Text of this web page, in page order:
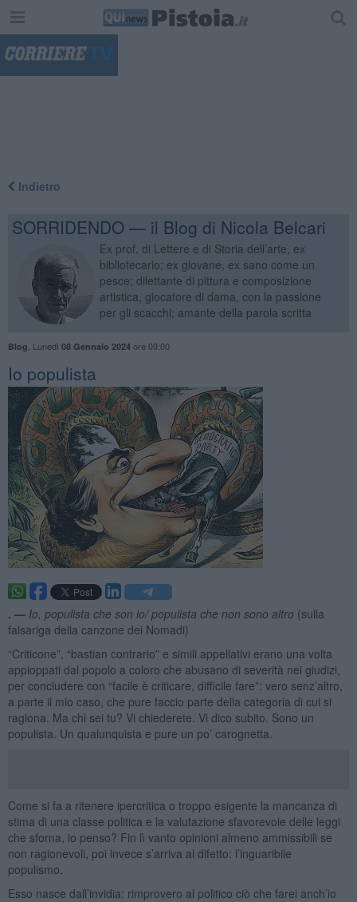
Indietro
SORRIDENDO — il Blog di Nicola Belcari
Ex prof. di Lettere e di Storia dell’arte, ex
bibliotecario; ex giovane, ex sano come un
pesce; dilettante di pittura e composizione
artistica, giocatore di dama, con la passione
per gli scacchi; amante della parola scritta
Blog Lunedì 08 Gennaio 2024ore 09:00
Io populista
. — Io, populista che son io/ populista che non sono altro (sulla
falsariga della canzone dei Nomadi)
“Criticone”, “bastian contrario” e simili appellativi erano una volta
appioppati dal popolo a coloro che abusano di severità nei giudizi,
per concludere con “facile è criticare, difficile fare”: vero senz’altro,
a parte il mio caso, che pure faccio parte della categoria di cui si
ragiona. Ma chi sei tu? Vi chiederete. Vi dico subito. Sono un
populista. Un qualunquista e pure un po’ carognetta.
Come si fa a ritenere ipercritica o troppo esigente la mancanza di
stima di una classe politica e la valutazione sfavorevole delle leggi
che sforna, io penso? Fin lì vanto opinioni almeno ammissibili se
non ragionevoli, poi invece s’arriva al difetto: l’inguaribile
populismo.
Esso nasce dall’invidia: rimprovero al politico ciò che farei anch’io